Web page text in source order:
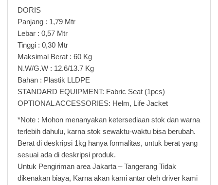
DORIS
Panjang : 1,79 Mtr
Lebar : 0,57 Mtr
Tinggi : 0,30 Mtr
Maksimal Berat : 60 Kg
N.W/G.W : 12.6/13.7 Kg
Bahan : Plastik LLDPE
STANDARD EQUIPMENT: Fabric Seat (1pcs)
OPTIONAL ACCESSORIES: Helm, Life Jacket
*Note : Mohon menanyakan ketersediaan stok dan warna
terlebih dahulu, karna stok sewaktu-waktu bisa berubah.
Berat di deskripsi 1kg hanya formalitas, untuk berat yang
sesuai ada di deskripsi produk.
Untuk Pengiriman area Jakarta – Tangerang Tidak
dikenakan biaya, Karna akan kami antar oleh driver kami